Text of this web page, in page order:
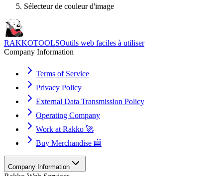
Sélecteur de couleur d'image
RAKKOTOOLSOutils web faciles à utiliser
Company Information
Terms of Service
Privacy Policy
External Data Transmission Policy
Operating Company
Work at Rakko 🚀
Buy Merchandise 🏬
Company Information